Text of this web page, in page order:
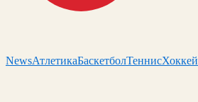
NewsАтлетикаБаскетболТеннисХоккей